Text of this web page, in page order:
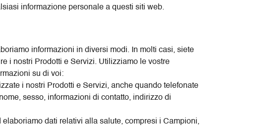
informazione personale a questi siti web.
informazioni in diversi modi. In molti casi, siete
i nostri Prodotti e Servizi. Utilizziamo le vostre
su di voi:
i nostri Prodotti e Servizi, anche quando telefonate
sesso, informazioni di contatto, indirizzo di
dati relativi alla salute, compresi i Campioni,